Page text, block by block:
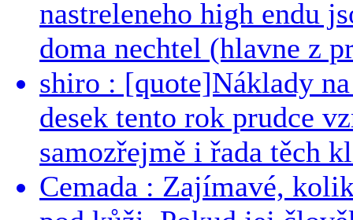
nastreleneho high endu
doma nechtel (hlavne z
shiro : [quote]Náklady
desek tento rok prudce
samozřejmě i řada těch
Cemada : Zajímavé,